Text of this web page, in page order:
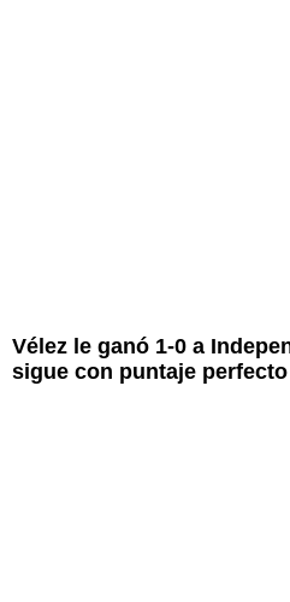
Vélez le ganó 1-0 a
sigue con puntaje perfecto